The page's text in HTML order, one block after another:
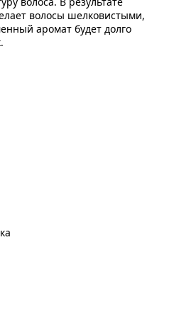
волосы шелковистыми,
аромат будет долго